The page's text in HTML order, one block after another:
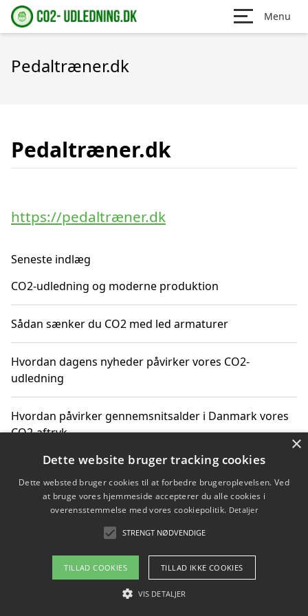
Menu
Pedaltræner.dk
Pedaltræner.dk
https://pedaltræner.dk
Seneste indlæg
CO2-udledning og moderne produktion
Sådan sænker du CO2 med led armaturer
Hvordan dagens nyheder påvirker vores CO2-
udledning
Hvordan påvirker gennemsnitsalder i Danmark vores
CO2-aftryk
Hvordan nyheder om CO2-udledning påvirker vores
hverdag
Om / kontakt
Blog Betingelser
×
Dette website bruger tracking cookies
Dette websted bruger cookies til at forbedre brugeroplevelsen. Ved
at bruge vores hjemmeside accepterer du alle cookies i
overensstemmelse med vores cookiepolitik. Detaljer
STRENGT NØDVENDIGE
TILLAD COOKIES TILLAD IKKE COOKIES
VIS DETALJER